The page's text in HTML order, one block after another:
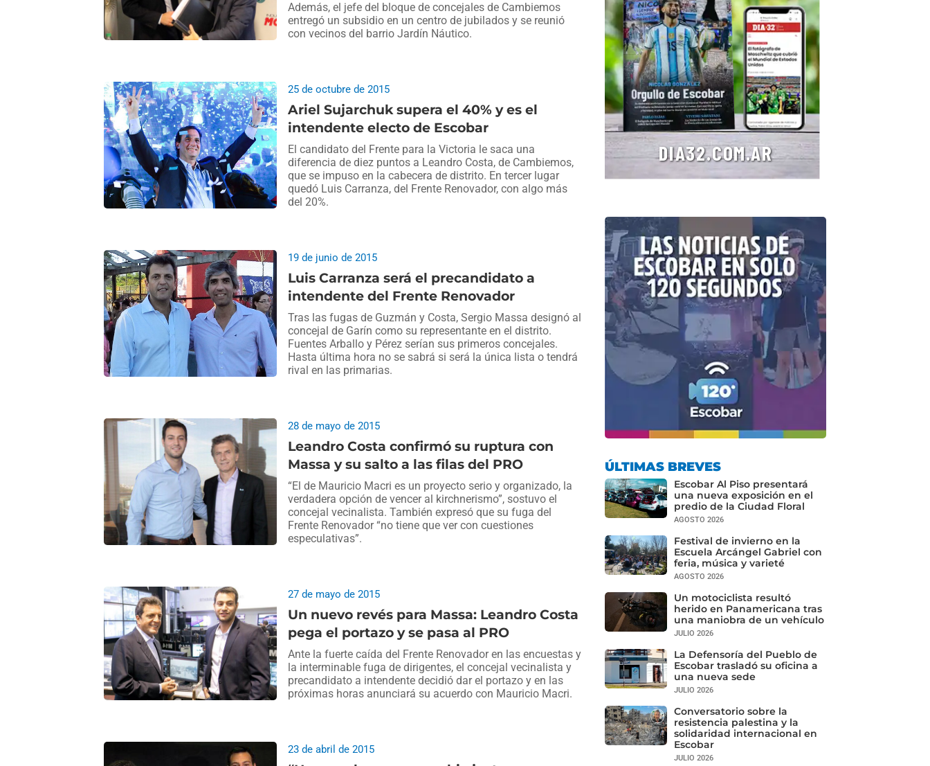
Además, el jefe del bloque de concejales de Cambiemos
entregó un subsidio en un centro de jubilados y se reunió
con vecinos del barrio Jardín Náutico.
Ariel Sujarchuk supera el 40% y es el
intendente electo de Escobar
25 de octubre de 2015
El candidato del Frente para la Victoria le saca una
diferencia de diez puntos a Leandro Costa, de Cambiemos,
que se impuso en la cabecera de distrito. En tercer lugar
quedó Luis Carranza, del Frente Renovador, con algo más
del 20%.
Luis Carranza será el precandidato a
intendente del Frente Renovador
19 de junio de 2015
Tras las fugas de Guzmán y Costa, Sergio Massa designó al
concejal de Garín como su representante en el distrito.
Fuentes Arballo y Pérez serían sus primeros concejales.
Hasta última hora no se sabrá si será la única lista o tendrá
rival en las primarias.
Leandro Costa confirmó su ruptura con
Massa y su salto a las filas del PRO
28 de mayo de 2015
“El de Mauricio Macri es un proyecto serio y organizado, la
verdadera opción de vencer al kirchnerismo”, sostuvo el
concejal vecinalista. También expresó que su fuga del
Frente Renovador “no tiene que ver con cuestiones
especulativas”.
Un nuevo revés para Massa: Leandro Costa
pega el portazo y se pasa al PRO
27 de mayo de 2015
Ante la fuerte caída del Frente Renovador en las encuestas y
la interminable fuga de dirigentes, el concejal vecinalista y
precandidato a intendente decidió dar el portazo y en las
próximas horas anunciará su acuerdo con Mauricio Macri.
23 de abril de 2015
ÚLTIMAS BREVES
Escobar Al Piso presentará
una nueva exposición en el
predio de la Ciudad Floral
AGOSTO 2026
Festival de invierno en la
Escuela Arcángel Gabriel con
feria, música y varieté
AGOSTO 2026
Un motociclista resultó
herido en Panamericana tras
una maniobra de un vehículo
JULIO 2026
La Defensoría del Pueblo de
Escobar trasladó su oficina a
una nueva sede
JULIO 2026
Conversatorio sobre la
resistencia palestina y la
solidaridad internacional en
Escobar
JULIO 2026